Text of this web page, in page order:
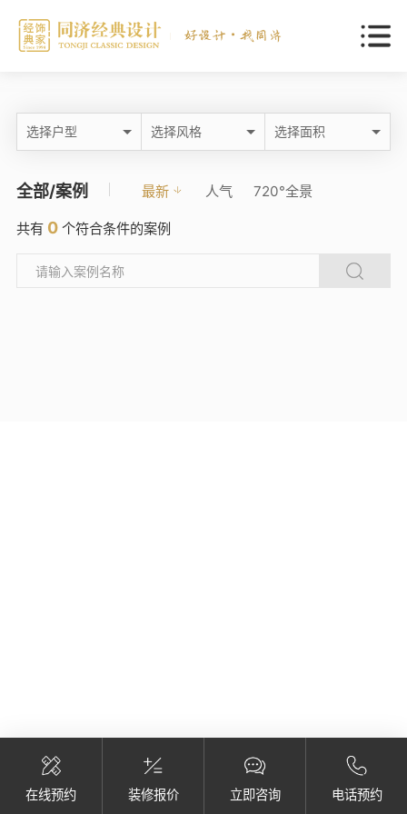
选择户型 选择风格 选择面积
全部/案例 最新 人气 720°全景
共有 0个符合条件的案例
在线预约 装修报价 立即咨询 电话预约